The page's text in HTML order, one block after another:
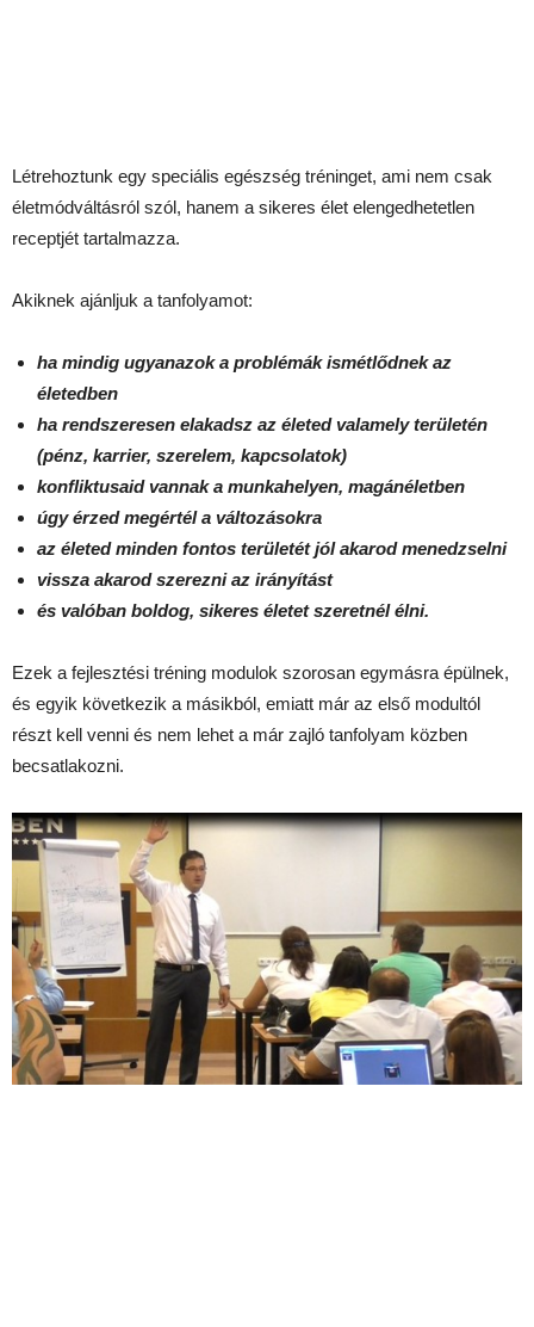
Létrehoztunk egy speciális egészség tréninget, ami nem csak
életmódváltásról szól, hanem a sikeres élet elengedhetetlen
receptjét tartalmazza.
Akiknek ajánljuk a tanfolyamot:
ha mindig ugyanazok a problémák ismétlődnek az
életedben
ha rendszeresen elakadsz az életed valamely területén
(pénz, karrier, szerelem, kapcsolatok)
konfliktusaid vannak a munkahelyen, magánéletben
úgy érzed megértél a változásokra
az életed minden fontos területét jól akarod menedzselni
vissza akarod szerezni az irányítást
és valóban boldog, sikeres életet szeretnél élni.
Ezek a fejlesztési tréning modulok szorosan egymásra épülnek,
és egyik következik a másikból, emiatt már az első modultól
részt kell venni és nem lehet a már zajló tanfolyam közben
becsatlakozni.